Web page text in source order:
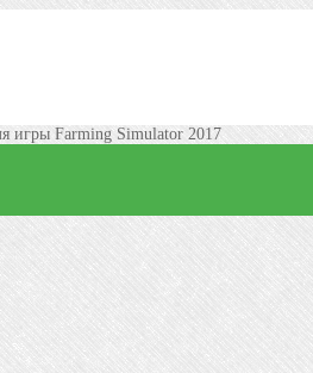
игры Farming Simulator 2017